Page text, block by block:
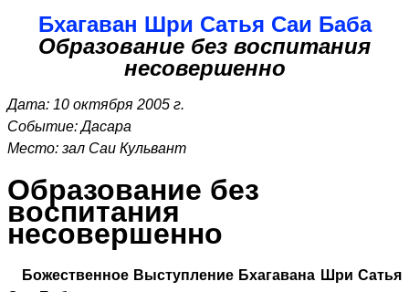
Бхагаван Шри Сатья Саи Баба
Образование без воспитания
несовершенно
Дата: 10 октября 2005 г.
Событие: Дасара
Место: зал Саи Кульвант
Образование без
воспитания
несовершенно
Божественное Выступление Бхагавана Шри Сатья